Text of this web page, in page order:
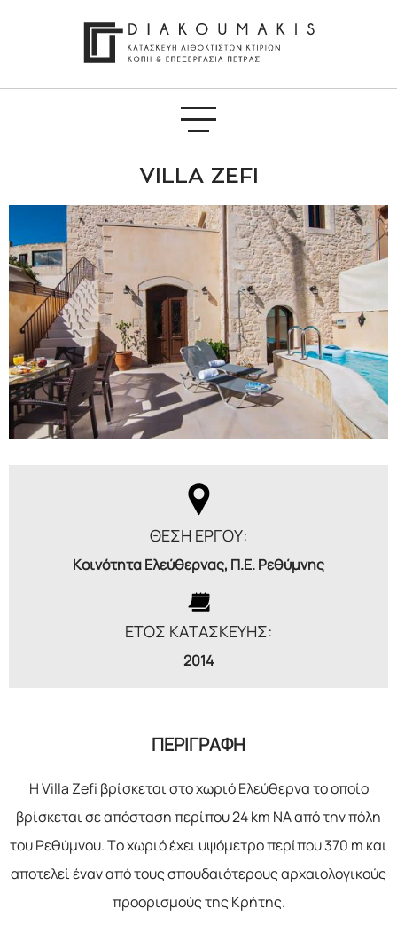
VILLA ZEFI
ΘΕΣΗ ΕΡΓΟΥ:
Κοινότητα Ελεύθερνας, Π.Ε. Ρεθύμνης
ΕΤΟΣ ΚΑΤΑΣΚΕΥΗΣ:
2014
ΠΕΡΙΓΡΑΦΗ
Η Villa Zefi βρίσκεται στο χωριό Ελεύθερνα το οποίο
βρίσκεται σε απόσταση περίπου 24 km ΝΑ από την πόλη
του Ρεθύμνου. Το χωριό έχει υψόμετρο περίπου 370 m και
αποτελεί έναν από τους σπουδαιότερους αρχαιολογικούς
προορισμούς της Κρήτης.